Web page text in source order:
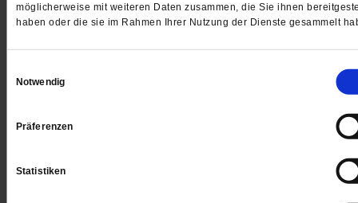
möglicherweise mit weiteren Daten zusammen, die Sie ihnen
haben oder die sie im Rahmen Ihrer Nutzung der Dienste gesammelt
Notwendig
Präferenzen
Statistiken
Im Krieg gegen die Hamas und die Hisbollah wünscht
Bundesregierung die Ausfuhr genehmigen, auch wenn
Israel vorgeworfen wird, Menschenrechte zu